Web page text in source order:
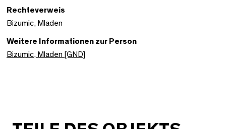
Rechteverweis
Bizumic, Mladen
Weitere Informationen zur Person
Bizumic, Mladen [GND]